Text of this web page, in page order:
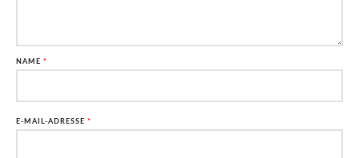
NAME *
E-MAIL-ADRESSE *